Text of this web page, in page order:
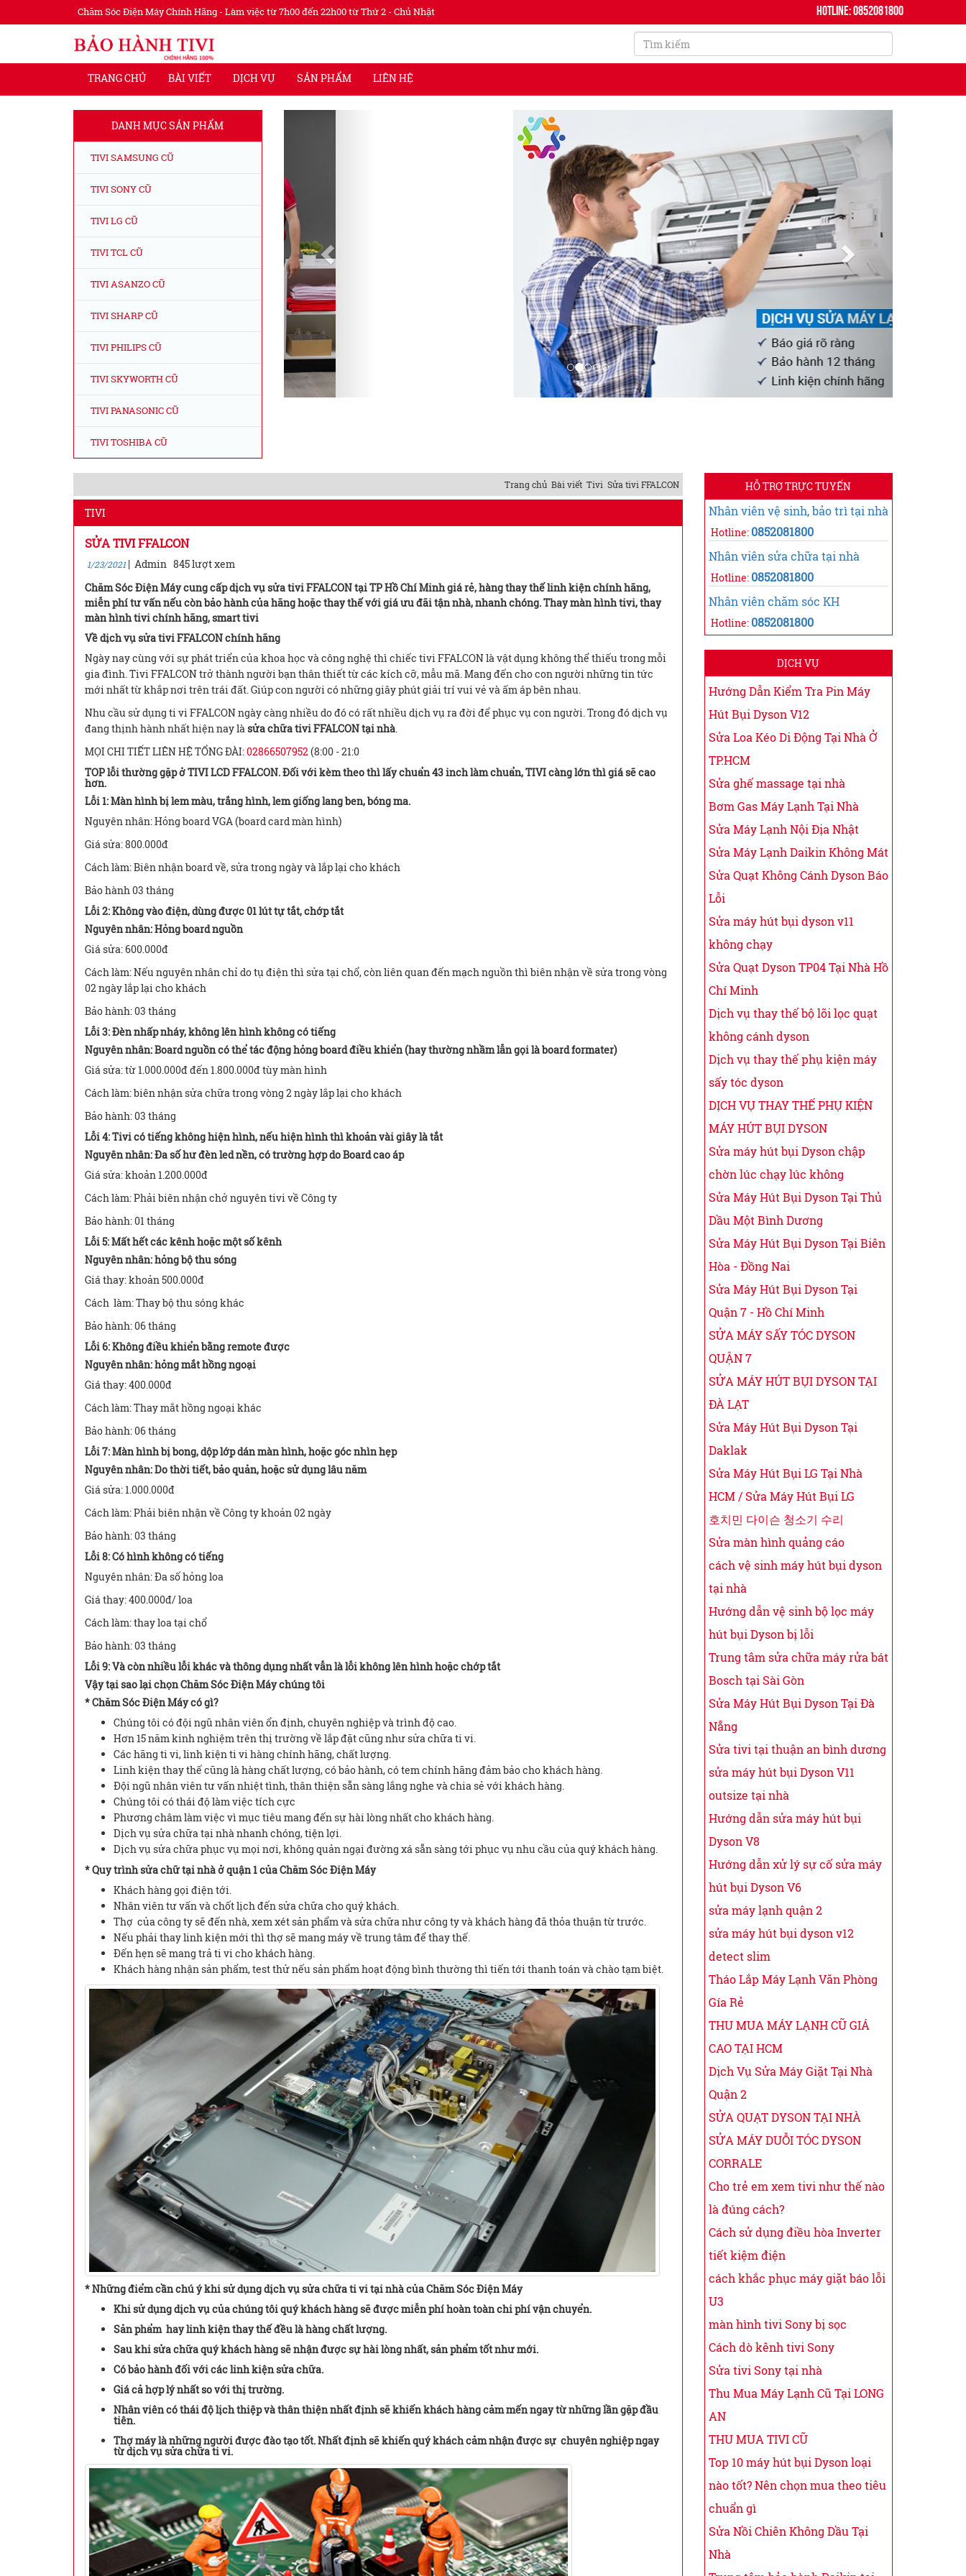
Chăm Sóc Điện Máy Chính Hãng - Làm việc từ 7h00 đến 22h00 từ Thứ 2 - Chủ Nhật Hotline: 0852081800
TRANG CHỦ BÀI VIẾT DỊCH VỤ SẢN PHẨM LIÊN HỆ
DANH MỤC SẢN PHẨM
TIVI SAMSUNG CŨ
TIVI SONY CŨ
TIVI LG CŨ
TIVI TCL CŨ
TIVI ASANZO CŨ
TIVI SHARP CŨ
TIVI PHILIPS CŨ
TIVI SKYWORTH CŨ
TIVI PANASONIC CŨ
TIVI TOSHIBA CŨ
Trang chủ Bài viết Tivi Sửa tivi FFALCON
TIVI
SỬA TIVI FFALCON
1/23/2021 | Admin 845 lượt xem
Chăm Sóc Điện Máy cung cấp dịch vụ sửa tivi FFALCON tại TP Hồ Chí Minh giá rẻ, hàng thay thế linh kiện chính hãng,
miễn phí tư vấn nếu còn bảo hành của hãng hoặc thay thế với giá ưu đãi tận nhà, nhanh chóng. Thay màn hình tivi, thay
màn hình tivi chính hãng, smart tivi
Về dịch vụ sửa tivi FFALCON chính hãng
Ngày nay cùng với sự phát triển của khoa học và công nghệ thì chiếc tivi FFALCON là vật dụng không thể thiếu trong mỗi
gia đình. Tivi FFALCON trở thành người bạn thân thiết từ các kích cỡ, mẫu mã. Mang đến cho con người những tin tức
mới nhất từ khắp nơi trên trái đất. Giúp con người có những giây phút giải trí vui vẻ và ấm áp bên nhau.
Nhu cầu sử dụng ti vi FFALCON ngày càng nhiều do đó có rất nhiều dịch vụ ra đời để phục vụ con người. Trong đó dịch vụ
đang thịnh hành nhất hiện nay là sửa chữa tivi FFALCON tại nhà.
MỌI CHI TIẾT LIÊN HỆ TỔNG ĐÀI:02866507952(8:00 - 21:0
TOP lỗi thường gặp ở TIVI LCD FFALCON. Đối với kèm theo thì lấy chuẩn 43 inch làm chuẩn, TIVI càng lớn thì giá sẽ cao
hơn.
Lỗi 1: Màn hình bị lem màu, trắng hình, lem giống lang ben, bóng ma.
Nguyên nhân: Hỏng board VGA (board card màn hình)
Giá sửa: 800.000đ
Cách làm: Biên nhận board về, sửa trong ngày và lắp lại cho khách
Bảo hành 03 tháng
Lỗi 2: Không vào điện, dùng được 01 lút tự tắt, chớp tắt
Nguyên nhân: Hỏng board nguồn
Giá sửa: 600.000đ
Cách làm: Nếu nguyên nhân chỉ do tụ điện thì sửa tại chổ, còn liên quan đến mạch nguồn thì biên nhận về sửa trong vòng
02 ngày lắp lại cho khách
Bảo hành: 03 tháng
Lỗi 3: Đèn nhấp nháy, không lên hình không có tiếng
Nguyên nhân: Board nguồn có thể tác động hỏng board điều khiển (hay thường nhầm lẫn gọi là board formater)
Giá sửa: từ 1.000.000đ đến 1.800.000đ tùy màn hình
Cách làm: biên nhận sửa chữa trong vòng 2 ngày lắp lại cho khách
Bảo hành: 03 tháng
Lỗi 4: Tivi có tiếng không hiện hình, nếu hiện hình thì khoản vài giây là tắt
Nguyên nhân: Đa số hư đèn led nền, có trường hợp do Board cao áp
Giá sửa: khoản 1.200.000đ
Cách làm: Phải biên nhận chở nguyên tivi về Công ty
Bảo hành: 01 tháng
Lỗi 5: Mất hết các kênh hoặc một số kênh
Nguyên nhân: hỏng bộ thu sóng
Giá thay: khoản 500.000đ
Cách làm: Thay bộ thu sóng khác
Bảo hành: 06 tháng
Lỗi 6: Không điều khiển bằng remote được
Nguyên nhân: hỏng mắt hồng ngoại
Giá thay: 400.000đ
Cách làm: Thay mắt hồng ngoại khác
Bảo hành: 06 tháng
Lỗi 7: Màn hình bị bong, dộp lớp dán màn hình, hoặc góc nhìn hẹp
Nguyên nhân: Do thời tiết, bảo quản, hoặc sử dụng lâu năm
Giá sửa: 1.000.000đ
Cách làm: Phải biên nhận về Công ty khoản 02 ngày
Bảo hành: 03 tháng
Lỗi 8: Có hình không có tiếng
Nguyên nhân: Đa số hỏng loa
Giá thay: 400.000đ/ loa
Cách làm: thay loa tại chổ
Bảo hành: 03 tháng
Lỗi 9: Và còn nhiều lỗi khác và thông dụng nhất vẫn là lỗi không lên hình hoặc chớp tắt
Vậy tại sao lại chọn Chăm Sóc Điện Máy chúng tôi
* Chăm Sóc Điện Máy có gì?
Chúng tôi có đội ngũ nhân viên ổn định, chuyên nghiệp và trình độ cao.
Hơn 15 năm kinh nghiệm trên thị trường về lắp đặt cũng như sửa chữa ti vi.
Các hãng ti vi, linh kiện ti vi hàng chính hãng, chất lượng.
Linh kiện thay thế cũng là hàng chất lượng, có bảo hành, có tem chính hãng đảm bảo cho khách hàng.
Đội ngũ nhân viên tư vấn nhiệt tình, thân thiện sẵn sàng lắng nghe và chia sẻ với khách hàng.
Chúng tôi có thái độ làm việc tích cực
Phương châm làm việc vì mục tiêu mang đến sự hài lòng nhất cho khách hàng.
Dịch vụ sửa chữa tại nhà nhanh chóng, tiện lợi.
Dịch vụ sửa chữa phục vụ mọi nơi, không quản ngại đường xá sẵn sàng tới phục vụ nhu cầu của quý khách hàng.
* Quy trình sửa chữ tại nhà ở quận 1 của Chăm Sóc Điện Máy
Khách hàng gọi điện tới.
Nhân viên tư vấn và chốt lịch đến sửa chữa cho quý khách.
Thợ của công ty sẽ đến nhà, xem xét sản phẩm và sửa chữa như công ty và khách hàng đã thỏa thuận từ trước.
Nếu phải thay linh kiện mới thì thợ sẽ mang máy về trung tâm để thay thế.
Đến hẹn sẽ mang trả ti vi cho khách hàng.
Khách hàng nhận sản phẩm, test thử nếu sản phẩm hoạt động bình thường thì tiến tới thanh toán và chào tạm biệt.
* Những điểm cần chú ý khi sử dụng dịch vụ sửa chữa ti vi tại nhà của Chăm Sóc Điện Máy
Khi sử dụng dịch vụ của chúng tôi quý khách hàng sẽ được miễn phí hoàn toàn chi phí vận chuyển.
Sản phẩm hay linh kiện thay thế đều là hàng chất lượng.
Sau khi sửa chữa quý khách hàng sẽ nhận được sự hài lòng nhất, sản phẩm tốt như mới.
Có bảo hành đối với các linh kiện sửa chữa.
Giá cả hợp lý nhất so với thị trường.
Nhân viên có thái độ lịch thiệp và thân thiện nhất định sẽ khiến khách hàng cảm mến ngay từ những lần gặp đầu
tiên.
Thợ máy là những người được đào tạo tốt. Nhất định sẽ khiến quý khách cảm nhận được sự chuyên nghiệp ngay
từ dịch vụ sửa chữa ti vi.
HỖ TRỢ TRỰC TUYẾN
Nhân viên vệ sinh, bảo trì tại nhà
Hotline: 0852081800
Nhân viên sửa chữa tại nhà
Hotline: 0852081800
Nhân viên chăm sóc KH
Hotline: 0852081800
DỊCH VỤ
Hướng Dẫn Kiểm Tra Pin Máy
Hút Bụi Dyson V12
Sửa Loa Kéo Di Động Tại Nhà Ở
TP.HCM
Sửa ghế massage tại nhà
Bơm Gas Máy Lạnh Tại Nhà
Sửa Máy Lạnh Nội Địa Nhật
Sửa Máy Lạnh Daikin Không Mát
Sửa Quạt Không Cánh Dyson Báo
Lỗi
Sửa máy hút bụi dyson v11
không chạy
Sửa Quạt Dyson TP04 Tại Nhà Hồ
Chí Minh
Dịch vụ thay thế bộ lõi lọc quạt
không cánh dyson
Dịch vụ thay thế phụ kiện máy
sấy tóc dyson
DỊCH VỤ THAY THẾ PHỤ KIỆN
MÁY HÚT BỤI DYSON
Sửa máy hút bụi Dyson chập
chờn lúc chạy lúc không
Sửa Máy Hút Bụi Dyson Tại Thủ
Dầu Một Bình Dương
Sửa Máy Hút Bụi Dyson Tại Biên
Hòa - Đồng Nai
Sửa Máy Hút Bụi Dyson Tại
Quận 7 - Hồ Chí Minh
SỬA MÁY SẤY TÓC DYSON
QUẬN 7
SỬA MÁY HÚT BỤI DYSON TẠI
ĐÀ LẠT
Sửa Máy Hút Bụi Dyson Tại
Daklak
Sửa Máy Hút Bụi LG Tại Nhà
HCM / Sửa Máy Hút Bụi LG
호치민 다이슨 청소기 수리
Sửa màn hình quảng cáo
cách vệ sinh máy hút bụi dyson
tại nhà
Hướng dẫn vệ sinh bộ lọc máy
hút bụi Dyson bị lỗi
Trung tâm sửa chữa máy rửa bát
Bosch tại Sài Gòn
Sửa Máy Hút Bụi Dyson Tại Đà
Nẵng
Sửa tivi tại thuận an bình dương
sửa máy hút bụi Dyson V11
outsize tại nhà
Hướng dẫn sửa máy hút bụi
Dyson V8
Hướng dẫn xử lý sự cố sửa máy
hút bụi Dyson V6
sửa máy lạnh quận 2
sửa máy hút bụi dyson v12
detect slim
Tháo Lắp Máy Lạnh Văn Phòng
Gía Rẻ
THU MUA MÁY LẠNH CŨ GIÁ
CAO TẠI HCM
Dịch Vụ Sửa Máy Giặt Tại Nhà
Quận 2
SỬA QUẠT DYSON TẠI NHÀ
SỬA MÁY DUỖI TÓC DYSON
CORRALE
Cho trẻ em xem tivi như thế nào
là đúng cách?
Cách sử dụng điều hòa Inverter
tiết kiệm điện
cách khắc phục máy giặt báo lỗi
U3
màn hình tivi Sony bị sọc
Cách dò kênh tivi Sony
Sửa tivi Sony tại nhà
Thu Mua Máy Lạnh Cũ Tại LONG
AN
THU MUA TIVI CŨ
Top 10 máy hút bụi Dyson loại
nào tốt? Nên chọn mua theo tiêu
chuẩn gì
Sửa Nồi Chiên Không Dầu Tại
Nhà